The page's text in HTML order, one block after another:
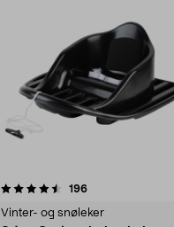
196anmeldelser
Vinter- og snøleker
4.5 av 5 stjerner